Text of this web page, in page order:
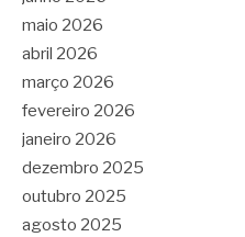
maio 2026
abril 2026
março 2026
fevereiro 2026
janeiro 2026
dezembro 2025
outubro 2025
agosto 2025